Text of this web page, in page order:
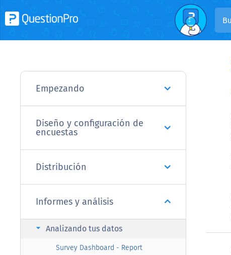
Empezando
Diseño y configuración de
encuestas
Distribución
Informes y análisis
Analizando tus datos
arrow_right
Survey Dashboard - Report